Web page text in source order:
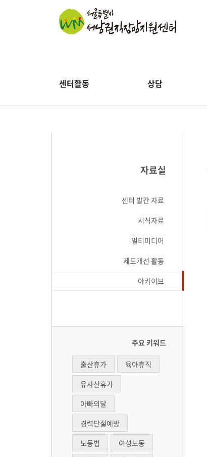
센터활동 상담
자료실
센터 발간 자료
서식자료
멀티미디어
제도개선 활동
아카이브
주요 키워드
출산휴가
육아휴직
유사산휴가
아빠의달
경력단절예방
노동법
여성노동